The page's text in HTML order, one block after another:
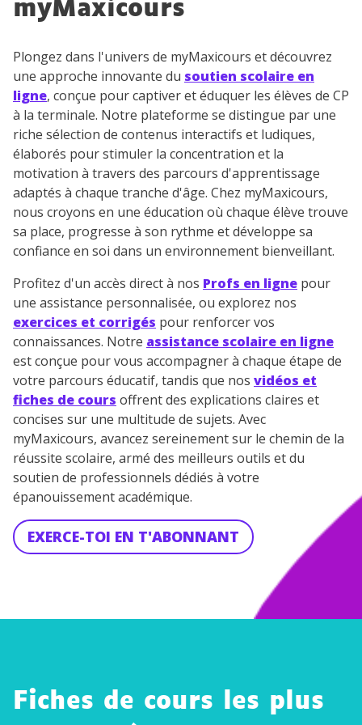
myMaxicours
Plongez dans l'univers de myMaxicours et découvrez
une approche innovante du soutien scolaire en
ligne, conçue pour captiver et éduquer les élèves de CP
à la terminale. Notre plateforme se distingue par une
riche sélection de contenus interactifs et ludiques,
élaborés pour stimuler la concentration et la
motivation à travers des parcours d'apprentissage
adaptés à chaque tranche d'âge. Chez myMaxicours,
nous croyons en une éducation où chaque élève trouve
sa place, progresse à son rythme et développe sa
confiance en soi dans un environnement bienveillant.
Profitez d'un accès direct à nos Profs en ligne pour
une assistance personnalisée, ou explorez nos
exercices et corrigés pour renforcer vos
connaissances. Notre assistance scolaire en ligne
est conçue pour vous accompagner à chaque étape de
votre parcours éducatif, tandis que nos vidéos et
fiches de cours offrent des explications claires et
concises sur une multitude de sujets. Avec
myMaxicours, avancez sereinement sur le chemin de la
réussite scolaire, armé des meilleurs outils et du
soutien de professionnels dédiés à votre
épanouissement académique.
EXERCE-TOI EN T'ABONNANT
Fiches de cours les plus